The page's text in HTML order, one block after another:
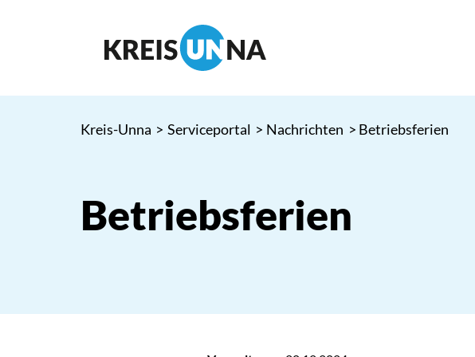
Kreis-Unna > Serviceportal > Nachrichten > Betriebsferien
Betriebsferien